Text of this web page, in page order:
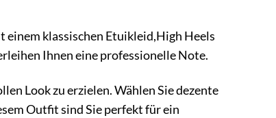
einem klassischen Etuikleid,High Heels
Ihnen eine professionelle Note.
Look zu erzielen. Wählen Sie dezente
Outfit sind Sie perfekt für ein